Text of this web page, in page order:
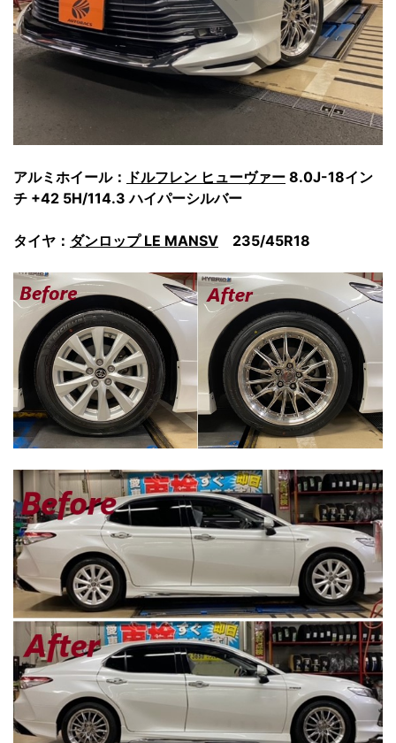
アルミホイール： ドルフレン ヒューヴァー 8.0J-18イン
チ +42 5H/114.3 ハイパーシルバー
タイヤ： ダンロップ LE MANSⅤ 235/45R18